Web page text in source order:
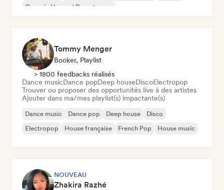
Organic House / Downtempo
Tommy Menger
Booker, Playlist
> 1800 feedbacks réalisés
Dance musicDance popDeep houseDiscoElectropop
Trouver ou proposer des opportunités live à des artistes
Ajouter dans ma/mes playlist(s) impactante(s)
Dance music Dance pop Deep house
Disco
Electropop
House française French Pop House music
NOUVEAU
Zhakira Razhé